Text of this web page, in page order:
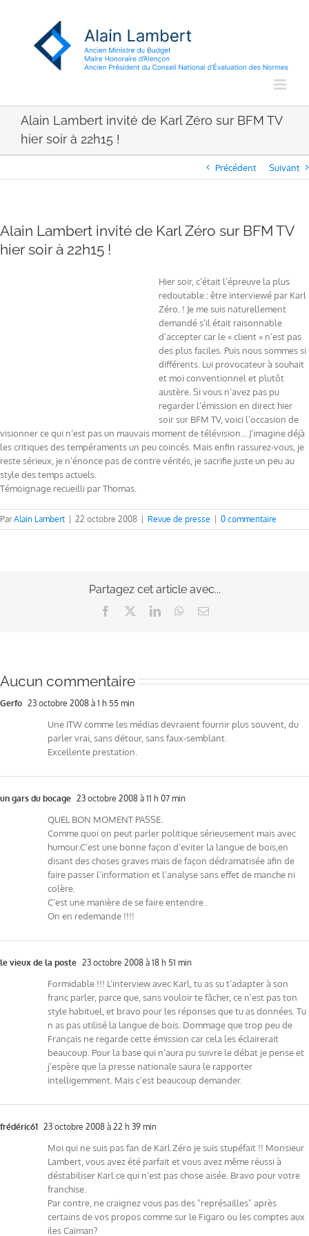
Alain Lambert invité de Karl Zéro sur BFM TV
hier soir à 22h15 !
Précédent Suivant
Alain Lambert invité de Karl Zéro sur BFM TV
hier soir à 22h15 !
Hier soir, c’était l’épreuve la plus
redoutable : être interviewé par Karl
Zéro. ! Je me suis naturellement
demandé s’il était raisonnable
d’accepter car le « client » n’est pas
des plus faciles. Puis nous sommes si
différents. Lui provocateur à souhait
et moi conventionnel et plutôt
austère. Si vous n’avez pas pu
regarder l’émission en direct hier
soir sur BFM TV, voici l’occasion de
visionner ce qui n’est pas un mauvais moment de télévision… J’imagine déjà
les critiques des tempéraments un peu coincés. Mais enfin rassurez-vous, je
reste sérieux, je n’énonce pas de contre vérités, je sacrifie juste un peu au
style des temps actuels.
Témoignage recueilli par Thomas.
ParAlain Lambert 22 octobre 2008 Revue de presse 0 commentaire
Partagez cet article avec...
Facebook LinkedInWhatsApp
Email
Aucun commentaire
Gerfo 23 octobre 2008 à 1 h 55 min
Une ITW comme les médias devraient fournir plus souvent, du
parler vrai, sans détour, sans faux-semblant.
Excellente prestation.
un gars du bocage 23 octobre 2008 à 11 h 07 min
QUEL BON MOMENT PASSE.
Comme quoi on peut parler politique sérieusement mais avec
humour.C’est une bonne façon d’eviter la langue de bois,en
disant des choses graves mais de façon dédramatisée afin de
faire passer l’information et l’analyse sans effet de manche ni
colère.
C’est une manière de se faire entendre .
On en redemande !!!!
le vieux de la poste 23 octobre 2008 à 18 h 51 min
Formidable !!! L’interview avec Karl, tu as su t’adapter à son
franc parler, parce que, sans vouloir te fâcher, ce n’est pas ton
style habituel, et bravo pour les réponses que tu as données. Tu
n as pas utilisé la langue de bois. Dommage que trop peu de
Français ne regarde cette émission car cela les éclairerait
beaucoup. Pour la base qui n’aura pu suivre le débat je pense et
j’espère que la presse nationale saura le rapporter
intelligemment. Mais c’est beaucoup demander.
frédéric61 23 octobre 2008 à 22 h 39 min
Moi qui ne suis pas fan de Karl Zéro je suis stupéfait !! Monsieur
Lambert, vous avez été parfait et vous avez même réussi à
déstabiliser Karl ce qui n’est pas chose aisée. Bravo pour votre
franchise.
Par contre, ne craignez vous pas des "représailles" après
certains de vos propos comme sur le Figaro ou les comptes aux
iles Caïman?